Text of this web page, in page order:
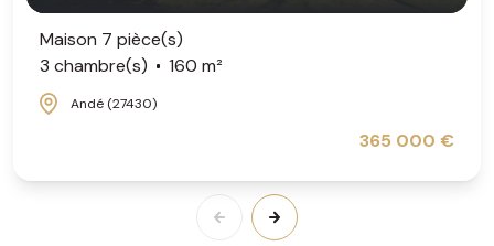
Maison 7 pièce(s)
3 chambre(s)
160 m²
Andé (27430)
365 000 €